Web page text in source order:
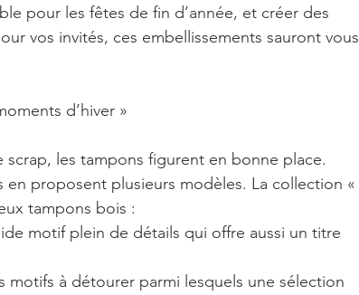
pour les fêtes de fin d’année, et créer des
vos invités, ces embellissements sauront vous
d’hiver »
les tampons figurent en bonne place.
proposent plusieurs modèles. La collection «
tampons bois :
motif plein de détails qui offre aussi un titre
motifs à détourer parmi lesquels une sélection